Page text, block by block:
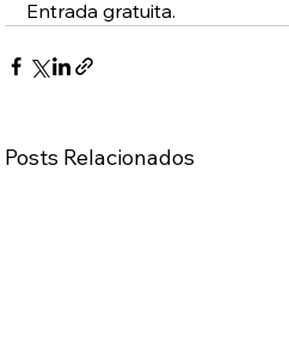
Entrada gratuita.
Posts Relacionados